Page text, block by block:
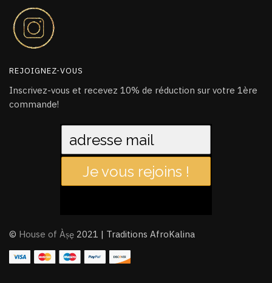
REJOIGNEZ-VOUS
Inscrivez-vous et recevez 10% de réduction sur votre 1ère
commande!
Je vous rejoins !
© House of Àṣẹ 2021 | Traditions AfroKalina